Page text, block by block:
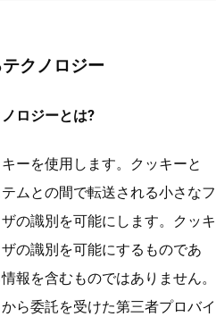
クノロジー
ロジーとは?
ーを使用します。クッキーと
ムとの間で転送される小さなフ
の識別を可能にします。クッキ
の識別を可能にするものであ
報を含むものではありません。
ら委託を受けた第三者プロバイ